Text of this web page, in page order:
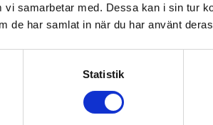
samarbetar med. Dessa kan i sin tur
de har samlat in när du har använt
Statistik
​Containerlås LAXO | Effektiv lastsäkring av
containerfrakter utformad för
ovanifrån